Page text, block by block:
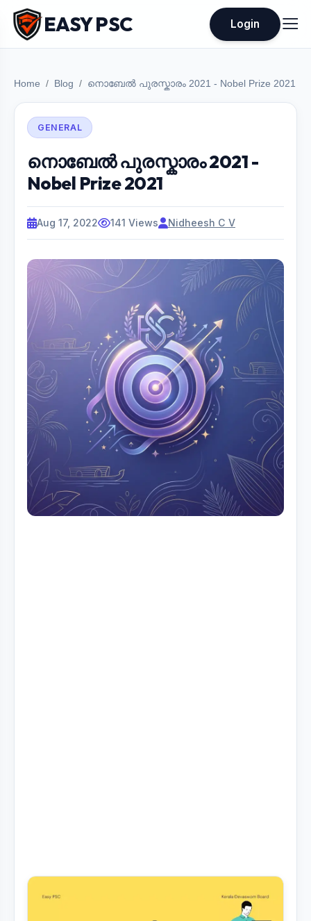
EASY PSC Login
Home Blog നൊബേൽ പുരസ്കാരം 2021 - Nobel Prize 2021
GENERAL
നൊബേൽ പുരസ്കാരം 2021 -
Nobel Prize 2021
Aug 17, 2022 141 Views Nidheesh C V